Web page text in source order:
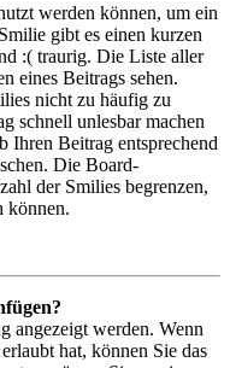
werden können, um ein
gibt es einen kurzen
:( traurig. Die Liste aller
eines Beitrags sehen.
nicht zu häufig zu
schnell unlesbar machen
Ihren Beitrag entsprechend
Die Board-
der Smilies begrenzen,
können.
angezeigt werden. Wenn
hat, können Sie das